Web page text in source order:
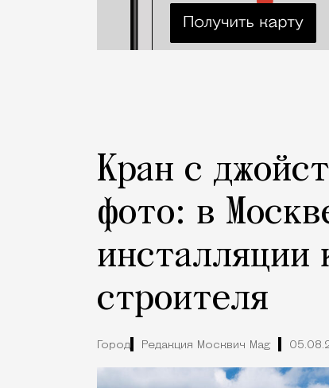
Кран с
фото: в
инсталляции
строителя
Город Редакция Москвич Mag